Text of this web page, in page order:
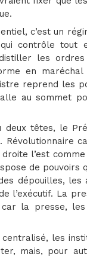
c’est un
contrôle
les
en maréchal
reprend les
au sommet
deux têtes, le
l’est
de pouvoirs
dépouilles,
l’exécutif. La
la presse, les
les
mais, pour